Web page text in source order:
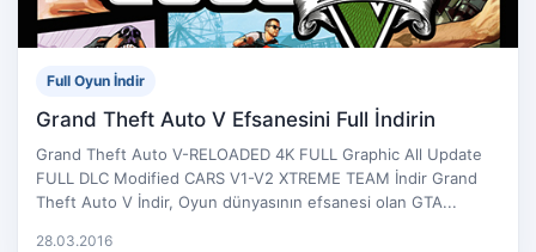
Full Oyun İndir
Grand Theft Auto V Efsanesini Full İndirin
Grand Theft Auto V-RELOADED 4K FULL Graphic All Update
FULL DLC Modified CARS V1-V2 XTREME TEAM İndir Grand
Theft Auto V İndir, Oyun dünyasının efsanesi olan GTA...
28.03.2016